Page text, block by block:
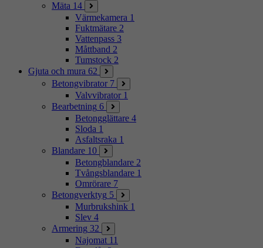
Mäta 14
Värmekamera 1
Fuktmätare 2
Vattenpass 3
Måttband 2
Tumstock 2
Gjuta och mura 62
Betongvibrator 7
Valvvibrator 1
Bearbetning 6
Betongglättare 4
Sloda 1
Asfaltsraka 1
Blandare 10
Betongblandare 2
Tvångsblandare 1
Omrörare 7
Betongverktyg 5
Murbrukshink 1
Slev 4
Armering 32
Najomat 11